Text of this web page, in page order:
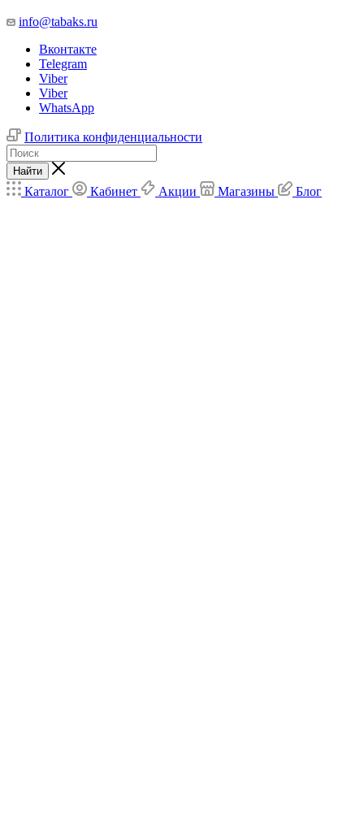
info@tabaks.ru
Вконтакте
Telegram
Viber
Viber
WhatsApp
Политика конфиденциальности
Найти
Каталог Кабинет Акции Магазины Блог